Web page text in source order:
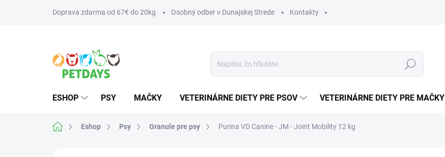
Doprava zdarma od 67€ do 20kg Osobný odber v Dunajskej Strede Kontakty
Hľadať
ESHOP PSY MAČKY VETERINÁRNE DIETY PRE PSOV VETERINÁRNE DIETY PRE MAČKY
DomovEshop Psy Granule pre psy Purina VD Canine - JM - Joint Mobility 12 kg